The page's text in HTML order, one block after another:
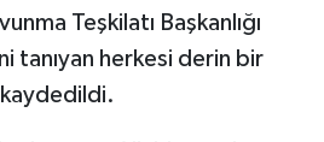
Teşkilatı Başkanlığı
tanıyan herkesi derin bir